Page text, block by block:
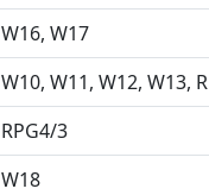
W16 W17
W10 W11 W12 W13 R
RPG4/3
W18